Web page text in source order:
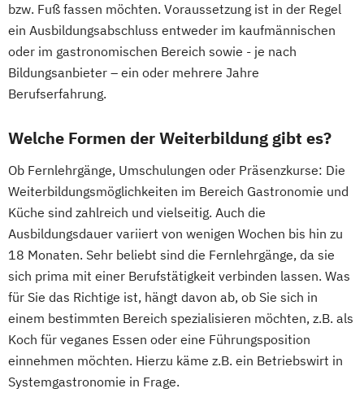
bzw. Fuß fassen möchten. Voraussetzung ist in der Regel
ein Ausbildungsabschluss entweder im kaufmännischen
oder im gastronomischen Bereich sowie - je nach
Bildungsanbieter – ein oder mehrere Jahre
Berufserfahrung.
Welche Formen der Weiterbildung gibt es?
Ob Fernlehrgänge, Umschulungen oder Präsenzkurse: Die
Weiterbildungsmöglichkeiten im Bereich Gastronomie und
Küche sind zahlreich und vielseitig. Auch die
Ausbildungsdauer variiert von wenigen Wochen bis hin zu
18 Monaten. Sehr beliebt sind die Fernlehrgänge, da sie
sich prima mit einer Berufstätigkeit verbinden lassen. Was
für Sie das Richtige ist, hängt davon ab, ob Sie sich in
einem bestimmten Bereich spezialisieren möchten, z.B. als
Koch für veganes Essen oder eine Führungsposition
einnehmen möchten. Hierzu käme z.B. ein Betriebswirt in
Systemgastronomie in Frage.